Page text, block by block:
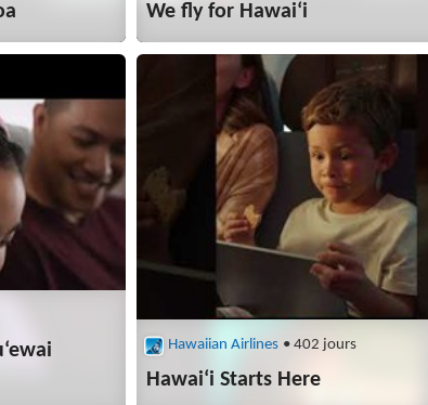
We fly for Hawai‘i
Hawaiian Airlines • 402 jours
Hawaiʻi Starts Here